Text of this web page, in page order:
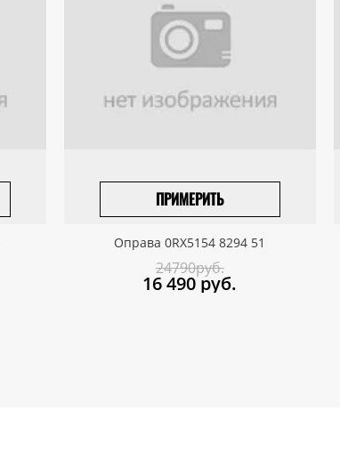
ПРИМЕРИТЬ
ПРИВЕЗТИ ПОД ЗАКАЗ
Оправа 0RX5154 8294 51
24790руб.
16 490 руб.